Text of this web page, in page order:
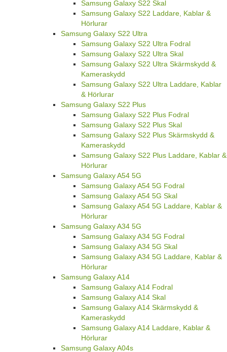
Samsung Galaxy S22 Skal
Samsung Galaxy S22 Laddare, Kablar &
Hörlurar
Samsung Galaxy S22 Ultra
Samsung Galaxy S22 Ultra Fodral
Samsung Galaxy S22 Ultra Skal
Samsung Galaxy S22 Ultra Skärmskydd &
Kameraskydd
Samsung Galaxy S22 Ultra Laddare, Kablar
& Hörlurar
Samsung Galaxy S22 Plus
Samsung Galaxy S22 Plus Fodral
Samsung Galaxy S22 Plus Skal
Samsung Galaxy S22 Plus Skärmskydd &
Kameraskydd
Samsung Galaxy S22 Plus Laddare, Kablar &
Hörlurar
Samsung Galaxy A54 5G
Samsung Galaxy A54 5G Fodral
Samsung Galaxy A54 5G Skal
Samsung Galaxy A54 5G Laddare, Kablar &
Hörlurar
Samsung Galaxy A34 5G
Samsung Galaxy A34 5G Fodral
Samsung Galaxy A34 5G Skal
Samsung Galaxy A34 5G Laddare, Kablar &
Hörlurar
Samsung Galaxy A14
Samsung Galaxy A14 Fodral
Samsung Galaxy A14 Skal
Samsung Galaxy A14 Skärmskydd &
Kameraskydd
Samsung Galaxy A14 Laddare, Kablar &
Hörlurar
Samsung Galaxy A04s